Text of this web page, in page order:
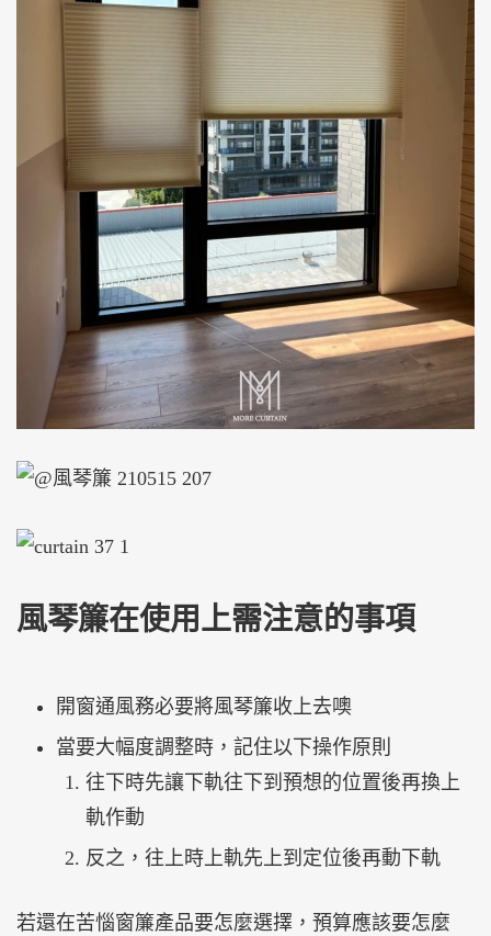
風琴簾在使用上需注意的事項
開窗通風務必要將風琴簾收上去噢
當要大幅度調整時，記住以下操作原則
往下時先讓下軌往下到預想的位置後再換上
軌作動
反之，往上時上軌先上到定位後再動下軌
若還在苦惱窗簾產品要怎麼選擇，預算應該要怎麼